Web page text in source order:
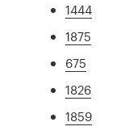
1444
1875
675
1826
1859